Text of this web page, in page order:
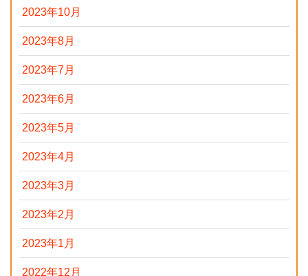
2023年10月
2023年8月
2023年7月
2023年6月
2023年5月
2023年4月
2023年3月
2023年2月
2023年1月
2022年12月